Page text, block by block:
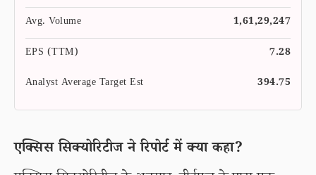
Avg. Volume
1,61,29,247
EPS (TTM)
7.28
Analyst Average Target Est
394.75
एक्सिस सिक्योरिटीज ने रिपोर्ट में क्या कहा?